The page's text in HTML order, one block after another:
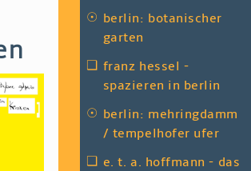
☉ berlin: botanischer
garten
❑ franz hessel -
spazieren in berlin
☉ berlin: mehringdamm
/ tempelhofer ufer
❑ e. t. a. hoffmann - das